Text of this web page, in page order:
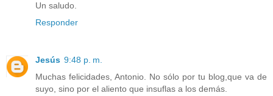
Un saludo.
Responder
Jesús 9:48 p. m.
Muchas felicidades, Antonio. No sólo por tu blog,que va de
suyo, sino por el aliento que insuflas a los demás.